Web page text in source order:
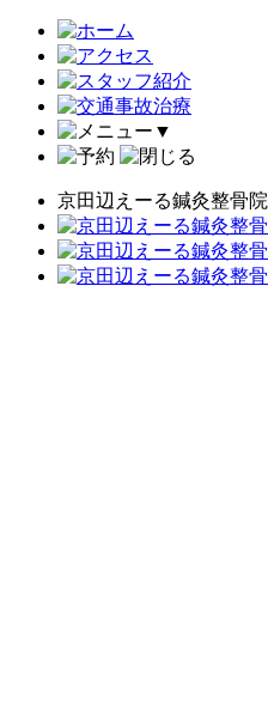
▼
京田辺えーる鍼灸整骨院